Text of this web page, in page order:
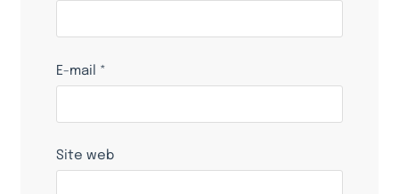
E-mail *
Site web